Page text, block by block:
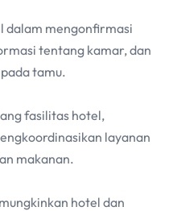
dalam mengonfirmasi
tentang kamar, dan
tamu.
fasilitas hotel,
layanan
makanan.
hotel dan